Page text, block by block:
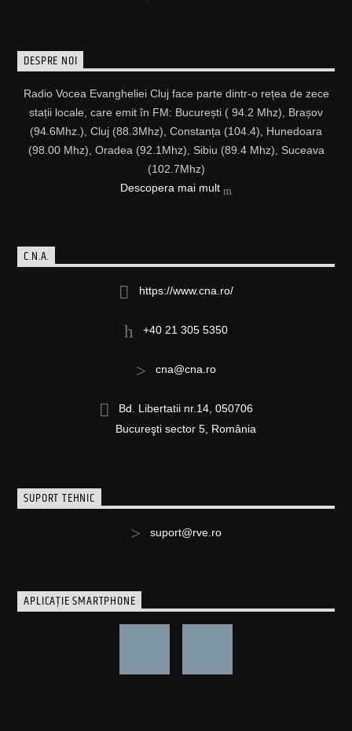
DESPRE NOI
Radio Vocea Evangheliei Cluj face parte dintr-o rețea de zece
stații locale, care emit în FM: București ( 94.2 Mhz), Brașov
(94.6Mhz.), Cluj (88.3Mhz), Constanța (104.4), Hunedoara
(98.00 Mhz), Oradea (92.1Mhz), Sibiu (89.4 Mhz), Suceava
(102.7Mhz)
Descopera mai mult
C.N.A.
https://www.cna.ro/
+40 21 305 5350
cna@cna.ro
Bd. Libertatii nr.14, 050706
Bucureşti sector 5, România
SUPORT TEHNIC
suport@rve.ro
APLICAȚIE SMARTPHONE